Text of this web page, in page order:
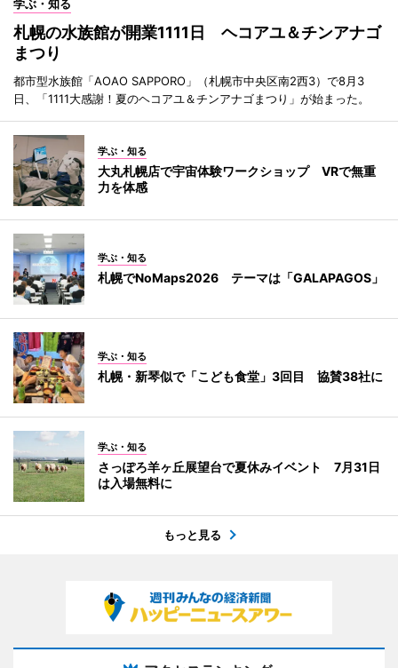
学ぶ・知る
札幌の水族館が開業1111日 ヘコアユ＆チンアナゴ
まつり
都市型水族館「AOAO SAPPORO」（札幌市中央区南2西3）で8月3
日、「1111大感謝！夏のヘコアユ＆チンアナゴまつり」が始まった。
学ぶ・知る
大丸札幌店で宇宙体験ワークショップ VRで無重
力を体感
学ぶ・知る
札幌でNoMaps2026 テーマは「GALAPAGOS」
学ぶ・知る
札幌・新琴似で「こども食堂」3回目 協賛38社に
学ぶ・知る
さっぽろ羊ヶ丘展望台で夏休みイベント 7月31日
は入場無料に
もっと見る